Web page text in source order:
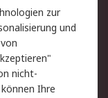
zur
und
nicht-
Ihre